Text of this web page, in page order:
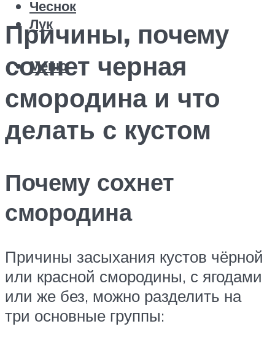
Чеснок
Лук
Меню
Причины, почему
сохнет черная
смородина и что
делать с кустом
Почему сохнет
смородина
Причины засыхания кустов чёрной
или красной смородины, с ягодами
или же без, можно разделить на
три основные группы: